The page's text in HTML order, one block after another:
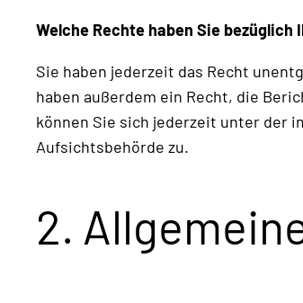
Welche Rechte haben Sie bezüglich
Sie haben jederzeit das Recht
haben außerdem ein Recht, die
können Sie sich jederzeit unter der
Aufsichtsbehörde zu.
2.